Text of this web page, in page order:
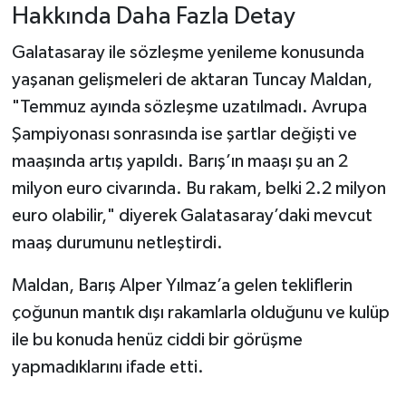
Hakkında Daha Fazla Detay
Galatasaray ile sözleşme yenileme konusunda
yaşanan gelişmeleri de aktaran Tuncay Maldan,
"Temmuz ayında sözleşme uzatılmadı. Avrupa
Şampiyonası sonrasında ise şartlar değişti ve
maaşında artış yapıldı. Barış’ın maaşı şu an 2
milyon euro civarında. Bu rakam, belki 2.2 milyon
euro olabilir," diyerek Galatasaray’daki mevcut
maaş durumunu netleştirdi.
Maldan, Barış Alper Yılmaz’a gelen tekliflerin
çoğunun mantık dışı rakamlarla olduğunu ve kulüp
ile bu konuda henüz ciddi bir görüşme
yapmadıklarını ifade etti.